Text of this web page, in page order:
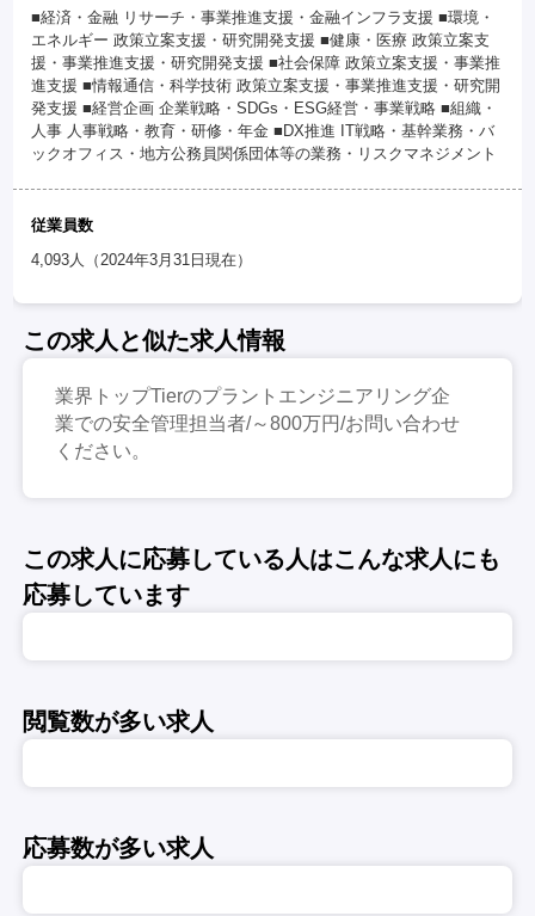
■経済・金融 リサーチ・事業推進支援・金融インフラ支援 ■環境・
エネルギー 政策立案支援・研究開発支援 ■健康・医療 政策立案支
援・事業推進支援・研究開発支援 ■社会保障 政策立案支援・事業推
進支援 ■情報通信・科学技術 政策立案支援・事業推進支援・研究開
発支援 ■経営企画 企業戦略・SDGs・ESG経営・事業戦略 ■組織・
人事 人事戦略・教育・研修・年金 ■DX推進 IT戦略・基幹業務・バ
ックオフィス・地方公務員関係団体等の業務・リスクマネジメント
従業員数
4,093人（2024年3月31日現在）
この求人と似た求人情報
業界トップTierのプラントエンジニアリング企
業での安全管理担当者/～800万円/お問い合わせ
ください。
この求人に応募している人はこんな求人にも
応募しています
閲覧数が多い求人
応募数が多い求人